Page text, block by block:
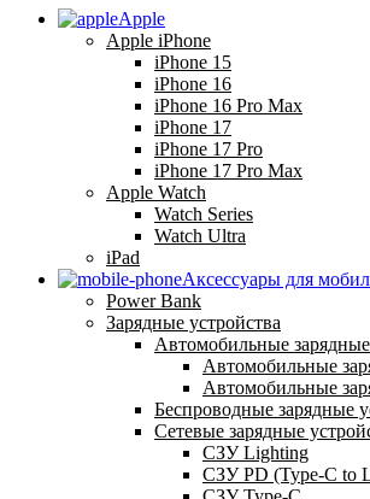
Apple
Apple iPhone
iPhone 15
iPhone 16
iPhone 16 Pro Max
iPhone 17
iPhone 17 Pro
iPhone 17 Pro Max
Apple Watch
Watch Series
Watch Ultra
iPad
Аксессуары для
Power Bank
Зарядные устройства
Автомобильные зарядные
Автомобильные
Автомобильные
Беспроводные зарядные
Сетевые зарядные
СЗУ Lighting
СЗУ PD (Type-C to